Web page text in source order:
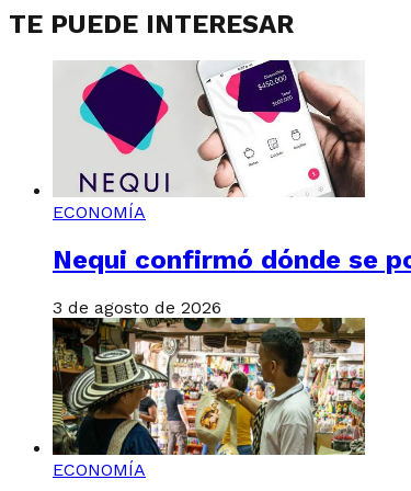
TE PUEDE INTERESAR
ECONOMÍA
Nequi confirmó dónde se
3 de agosto de 2026
ECONOMÍA